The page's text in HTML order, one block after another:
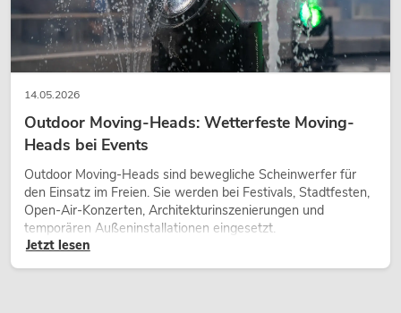
14.05.2026
Outdoor Moving-Heads: Wetterfeste Moving-
Heads bei Events
Outdoor Moving-Heads sind bewegliche Scheinwerfer für
den Einsatz im Freien. Sie werden bei Festivals, Stadtfesten,
Open-Air-Konzerten, Architekturinszenierungen und
temporären Außeninstallationen eingesetzt.
Jetzt lesen